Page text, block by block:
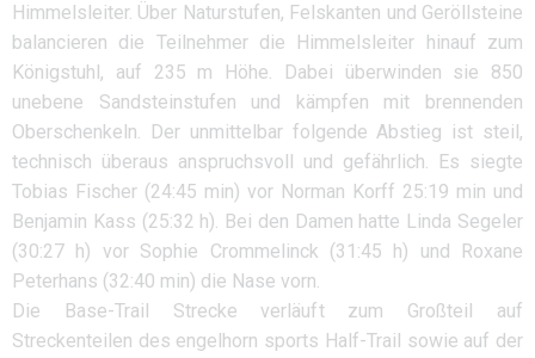
Himmelsleiter. Über Naturstufen, Felskanten und Geröllsteine
balancieren die Teilnehmer die Himmelsleiter hinauf zum
Königstuhl, auf 235 m Höhe. Dabei überwinden sie 850
unebene Sandsteinstufen und kämpfen mit brennenden
Oberschenkeln. Der unmittelbar folgende Abstieg ist steil,
technisch überaus anspruchsvoll und gefährlich. Es siegte
Tobias Fischer (24:45 min) vor Norman Korff 25:19 min und
Benjamin Kass (25:32 h). Bei den Damen hatte Linda Segeler
(30:27 h) vor Sophie Crommelinck (31:45 h) und Roxane
Peterhans (32:40 min) die Nase vorn.
Die Base-Trail Strecke verläuft zum Großteil auf
Streckenteilen des engelhorn sports Half-Trail sowie auf der